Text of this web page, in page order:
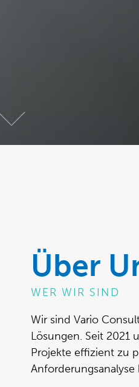
Über
WER WIR SIND
Wir sind Vario
Lösungen. Seit 2021
Projekte effizient zu